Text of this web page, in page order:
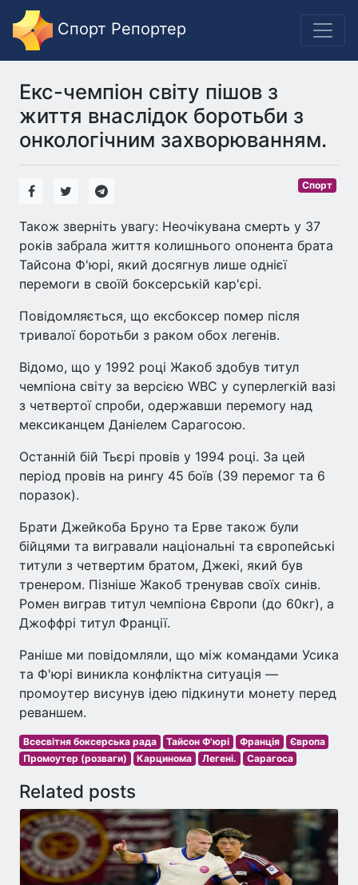
Спорт Репортер
Екс-чемпіон світу пішов з
життя внаслідок боротьби з
онкологічним захворюванням.
Спорт
Також зверніть увагу: Неочікувана смерть у 37
років забрала життя колишнього опонента брата
Тайсона Ф'юрі, який досягнув лише однієї
перемоги в своїй боксерській кар'єрі.
Повідомляється, що ексбоксер помер після
тривалої боротьби з раком обох легенів.
Відомо, що у 1992 році Жакоб здобув титул
чемпіона світу за версією WBC у суперлегкій вазі
з четвертої спроби, одержавши перемогу над
мексиканцем Даніелем Сарагосою.
Останній бій Тьєрі провів у 1994 році. За цей
період провів на рингу 45 боїв (39 перемог та 6
поразок).
Брати Джейкоба Бруно та Ерве також були
бійцями та вигравали національні та європейські
титули з четвертим братом, Джекі, який був
тренером. Пізніше Жакоб тренував своїх синів.
Ромен виграв титул чемпіона Європи (до 60кг), а
Джоффрі титул Франції.
Раніше ми повідомляли, що між командами Усика
та Ф'юрі виникла конфліктна ситуація —
промоутер висунув ідею підкинути монету перед
реваншем.
Всесвітня боксерська рада Тайсон Ф'юрі Франція
Європа
Промоутер (розваги)
Карцинома Легені. Сарагоса
Related posts